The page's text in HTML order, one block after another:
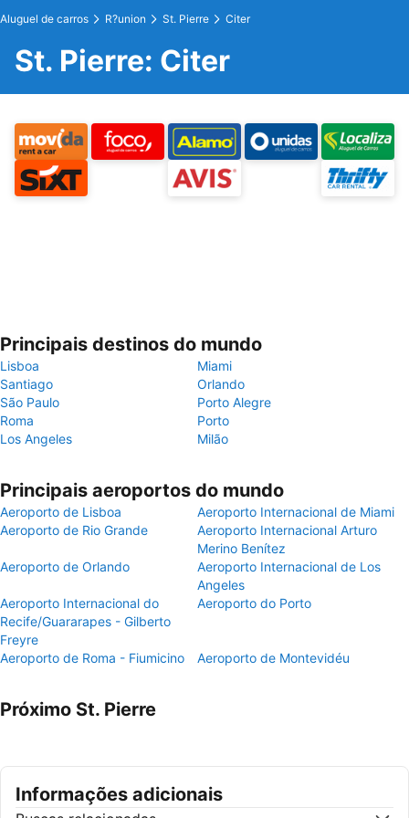
Aluguel de carros R?union St. Pierre Citer
St. Pierre: Citer
Principais destinos do mundo
Lisboa
Miami
Santiago
Orlando
São Paulo
Porto Alegre
Roma
Porto
Los Angeles
Milão
Principais aeroportos do mundo
Aeroporto de Lisboa
Aeroporto Internacional de Miami
Aeroporto de Rio Grande
Aeroporto Internacional Arturo
Merino Benítez
Aeroporto de Orlando
Aeroporto Internacional de Los
Angeles
Aeroporto Internacional do
Recife/Guararapes - Gilberto
Freyre
Aeroporto do Porto
Aeroporto de Roma - Fiumicino Aeroporto de Montevidéu
Próximo St. Pierre
Informações adicionais